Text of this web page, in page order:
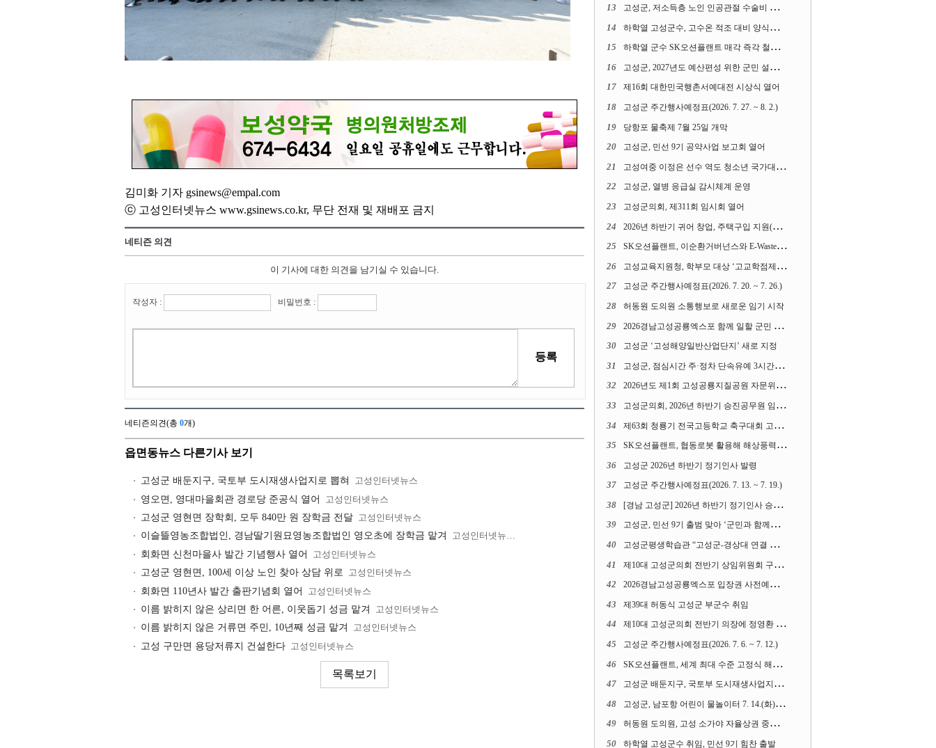
김미화 기자 gsinews@empal.com
ⓒ 고성인터넷뉴스 www.gsinews.co.kr, 무단 전재 및 재배포 금지
네티즌 의견
이 기사에 대한 의견을 남기실 수 있습니다.
작성자 : 비밀번호 :
네티즌의견(총 0개)
읍면동뉴스 다른기사 보기
고성군 배둔지구, 국토부 도시재생사업지로 뽑혀
고성인터넷뉴스
영오면, 영대마을회관 경로당 준공식 열어
고성인터넷뉴스
고성군 영현면 장학회, 모두 840만 원 장학금 전달 고성인터넷뉴스
이슬뜰영농조합법인, 경남딸기원묘영농조합법인 영오초에 장학금 맡겨
고성인터넷뉴스
회화면 신천마을사 발간 기념행사 열어
고성인터넷뉴스
고성군 영현면, 100세 이상 노인 찾아 상담 위로 고성인터넷뉴스
회화면 110년사 발간 출판기념회 열어
고성인터넷뉴스
이름 밝히지 않은 상리면 한 어른, 이웃돕기 성금 맡겨
고성인터넷뉴스
이름 밝히지 않은 거류면 주민, 10년째 성금 맡겨
고성인터넷뉴스
고성 구만면 용당저류지 건설한다 고성인터넷뉴스
13 고성군, 저소득층 노인 인공관절 수술비 지원사업 계속 추진
14 하학열 고성군수, 고수온 적조 대비 양식장 현장점검
15 하학열 군수 SK오션플랜트 매각 즉각 철회 촉구 기자회견 열어
16 고성군, 2027년도 예산편성 위한 군민 설문조사 실시
17 제16회 대한민국행촌서예대전 시상식 열어
18 고성군 주간행사예정표(2026. 7. 27. ~ 8. 2.)
19 당항포 물축제 7월 25일 개막
20 고성군, 민선 9기 공약사업 보고회 열어
21 고성여중 이정은 선수 역도 청소년 국가대표에 뽑혀
22 고성군, 열병 응급실 감시체계 운영
23 고성군의회, 제311회 임시회 열어
24 2026년 하반기 귀어 창업, 주택구입 지원(융자) 사업대상자 모집
25 SK오션플랜트, 이순환거버넌스와 E-Waste Zero 업무협약
26 고성교육지원청, 학부모 대상 ‘고교학점제와 대입제도 설명회’ 열어
27 고성군 주간행사예정표(2026. 7. 20. ~ 7. 26.)
28 허동원 도의원 소통행보로 새로운 임기 시작
29 2026경남고성공룡엑스포 함께 일할 군민 모집
30 고성군 ‘고성해양일반산업단지’ 새로 지정
31 고성군, 점심시간 주·정차 단속유예 3시간으로 확대
32 2026년도 제1회 고성공룡지질공원 자문위원회 열어
33 고성군의회, 2026년 하반기 승진공무원 임용장 수여
34 제63회 청룡기 전국고등학교 축구대회 고성서 열린다
35 SK오션플랜트, 협동로봇 활용해 해상풍력 생산 혁신 속도 낸다
36 고성군 2026년 하반기 정기인사 발령
37 고성군 주간행사예정표(2026. 7. 13. ~ 7. 19.)
38 [경남 고성군] 2026년 하반기 정기인사 승진심사 결과
39 고성군, 민선 9기 출범 맞아 ‘군민과 함께하는 대전환 소통간담회’ 열어
40 고성군평생학습관 “고성군-경상대 연결 평생교육” 운영
41 제10대 고성군의회 전반기 상임위원회 구성 완료
42 2026경남고성공룡엑스포 입장권 사전예매 시작
43 제39대 허동식 고성군 부군수 취임
44 제10대 고성군의회 전반기 의장에 정영환 의원
45 고성군 주간행사예정표(2026. 7. 6. ~ 7. 12.)
46 SK오션플랜트, 세계 최대 수준 고정식 해상풍력 하부구조물 수출
47 고성군 배둔지구, 국토부 도시재생사업지로 뽑혀
48 고성군, 남포항 어린이 물놀이터 7. 14.(화) 개장
49 허동원 도의원, 고성 소가야 자율상권 중기부 상권활성화사업 선정 견인
50 하학열 고성군수 취임, 민선 9기 힘찬 출발